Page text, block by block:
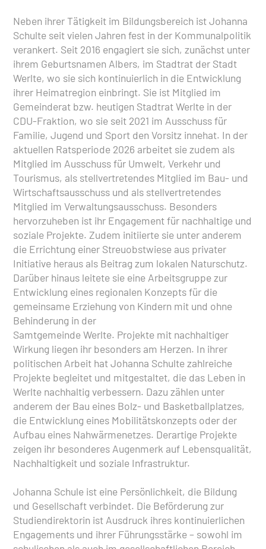
Neben ihrer Tätigkeit im Bildungsbereich ist Johanna
Schulte seit vielen Jahren fest in der Kommunalpolitik
verankert. Seit 2016 engagiert sie sich, zunächst unter
ihrem Geburtsnamen Albers, im Stadtrat der Stadt
Werlte, wo sie sich kontinuierlich in die Entwicklung
ihrer Heimatregion einbringt. Sie ist Mitglied im
Gemeinderat bzw. heutigen Stadtrat Werlte in der
CDU-Fraktion, wo sie seit 2021 im Ausschuss für
Familie, Jugend und Sport den Vorsitz innehat. In der
aktuellen Ratsperiode 2026 arbeitet sie zudem als
Mitglied im Ausschuss für Umwelt, Verkehr und
Tourismus, als stellvertretendes Mitglied im Bau- und
Wirtschaftsausschuss und als stellvertretendes
Mitglied im Verwaltungsausschuss. Besonders
hervorzuheben ist ihr Engagement für nachhaltige und
soziale Projekte. Zudem initiierte sie unter anderem
die Errichtung einer Streuobstwiese aus privater
Initiative heraus als Beitrag zum lokalen Naturschutz.
Darüber hinaus leitete sie eine Arbeitsgruppe zur
Entwicklung eines regionalen Konzepts für die
gemeinsame Erziehung von Kindern mit und ohne
Behinderung in der
Samtgemeinde Werlte. Projekte mit nachhaltiger
Wirkung liegen ihr besonders am Herzen. In ihrer
politischen Arbeit hat Johanna Schulte zahlreiche
Projekte begleitet und mitgestaltet, die das Leben in
Werlte nachhaltig verbessern. Dazu zählen unter
anderem der Bau eines Bolz- und Basketballplatzes,
die Entwicklung eines Mobilitätskonzepts oder der
Aufbau eines Nahwärmenetzes. Derartige Projekte
zeigen ihr besonderes Augenmerk auf Lebensqualität,
Nachhaltigkeit und soziale Infrastruktur.
Johanna Schule ist eine Persönlichkeit, die Bildung
und Gesellschaft verbindet. Die Beförderung zur
Studiendirektorin ist Ausdruck ihres kontinuierlichen
Engagements und ihrer Führungsstärke – sowohl im